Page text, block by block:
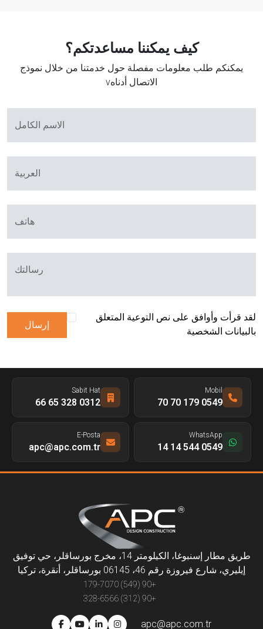
كيف يمكننا مساعدتكم؟
يمكنكم طلب معلومات مفصلة حول خدمتنا من خلال نموذج
الاتصال أدناهv
الاسم الكامل
العربية
هاتف
رسالتك
لقد قرأت وأوافق على نص التوعية المتعلق
بالبيانات الشخصية
إرسال
Mobil
0549 179 70 70
Sabit Hat
0312 328 65 66
WhatsApp
0549 544 14 14
E-Posta
apc@apc.com.tr
طريق مطار إسنبوغا، الكيلومتر 14، مخرج بورساقلر، حي توفيق
إيليري، شارع فيروزة رقم 46، 06145 بورساقلر، أنقرة، تركيا
+90 (549) 179-7070
+90 (312) 328-6566
apc@apc.com.tr